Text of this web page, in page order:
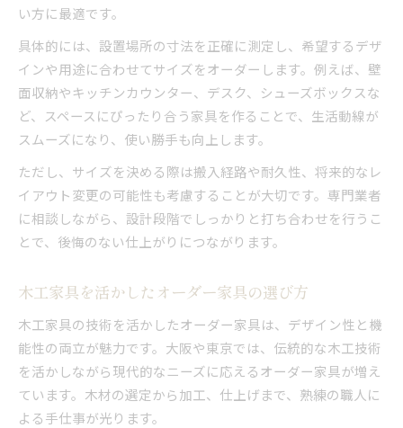
い方に最適です。
具体的には、設置場所の寸法を正確に測定し、希望するデザ
インや用途に合わせてサイズをオーダーします。例えば、壁
面収納やキッチンカウンター、デスク、シューズボックスな
ど、スペースにぴったり合う家具を作ることで、生活動線が
スムーズになり、使い勝手も向上します。
ただし、サイズを決める際は搬入経路や耐久性、将来的なレ
イアウト変更の可能性も考慮することが大切です。専門業者
に相談しながら、設計段階でしっかりと打ち合わせを行うこ
とで、後悔のない仕上がりにつながります。
木工家具を活かしたオーダー家具の選び方
木工家具の技術を活かしたオーダー家具は、デザイン性と機
能性の両立が魅力です。大阪や東京では、伝統的な木工技術
を活かしながら現代的なニーズに応えるオーダー家具が増え
ています。木材の選定から加工、仕上げまで、熟練の職人に
よる手仕事が光ります。